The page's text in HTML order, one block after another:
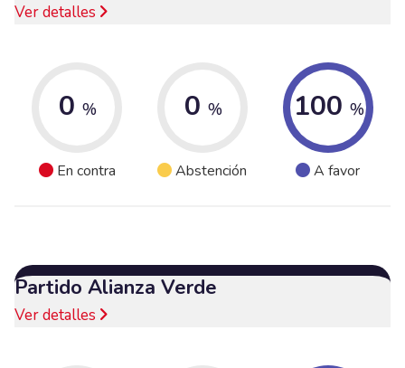
Ver detalles
0 %
En contra
0 %
Abstención
100 %
A favor
Partido Alianza Verde
Ver detalles